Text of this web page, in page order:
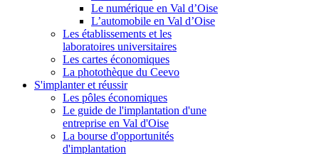
Le numérique en Val d’Oise
L’automobile en Val d’Oise
Les établissements et les
laboratoires universitaires
Les cartes économiques
La photothèque du Ceevo
S'implanter et réussir
Les pôles économiques
Le guide de l'implantation d'une
entreprise en Val d'Oise
La bourse d'opportunités
d'implantation